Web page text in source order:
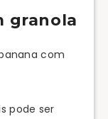
granola
com
pode ser